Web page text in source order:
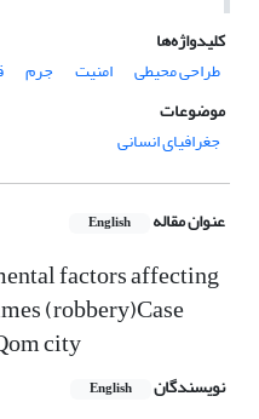
کلیدواژه‌ها
طراحی محیطی
امنیت جرم
موضوعات
جغرافیای انسانی
عنوان مقاله English
factors affecting
(robbery)Case
city
نویسندگان English